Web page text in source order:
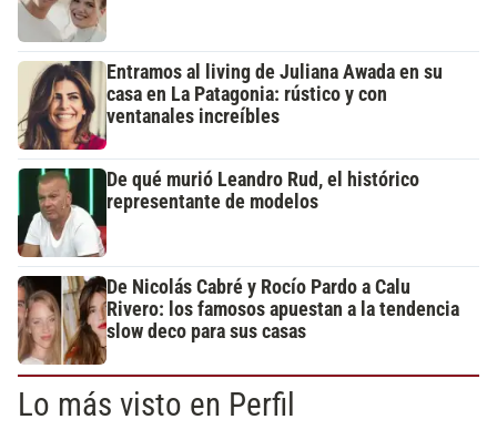
Entramos al living de Juliana Awada en su
casa en La Patagonia: rústico y con
ventanales increíbles
De qué murió Leandro Rud, el histórico
representante de modelos
De Nicolás Cabré y Rocío Pardo a Calu
Rivero: los famosos apuestan a la tendencia
slow deco para sus casas
Lo más visto en Perfil